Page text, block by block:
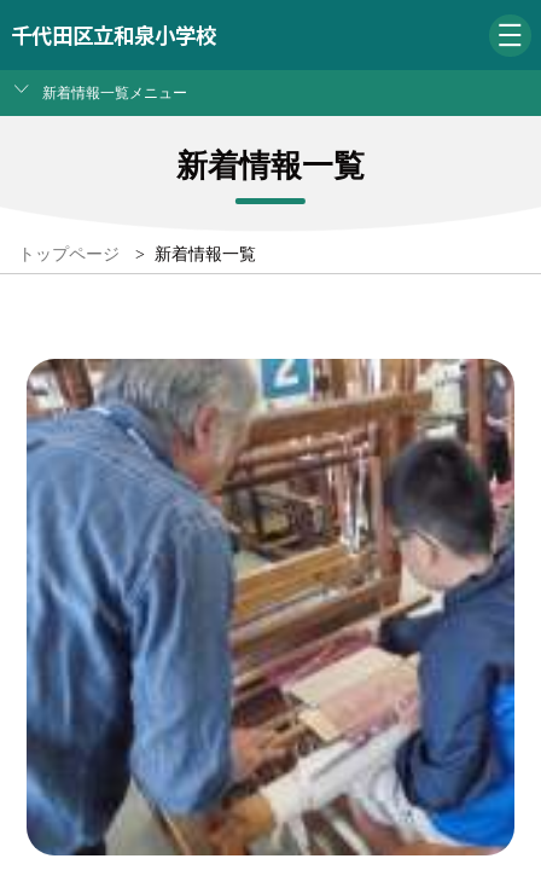
千代田区立和泉小学校
新着情報一覧メニュー
新着情報一覧
トップページ > 新着情報一覧